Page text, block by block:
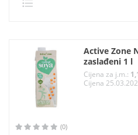
Active Zone
zaslađeni 1 l
Cijena za j.m.:
Cijena
(0)